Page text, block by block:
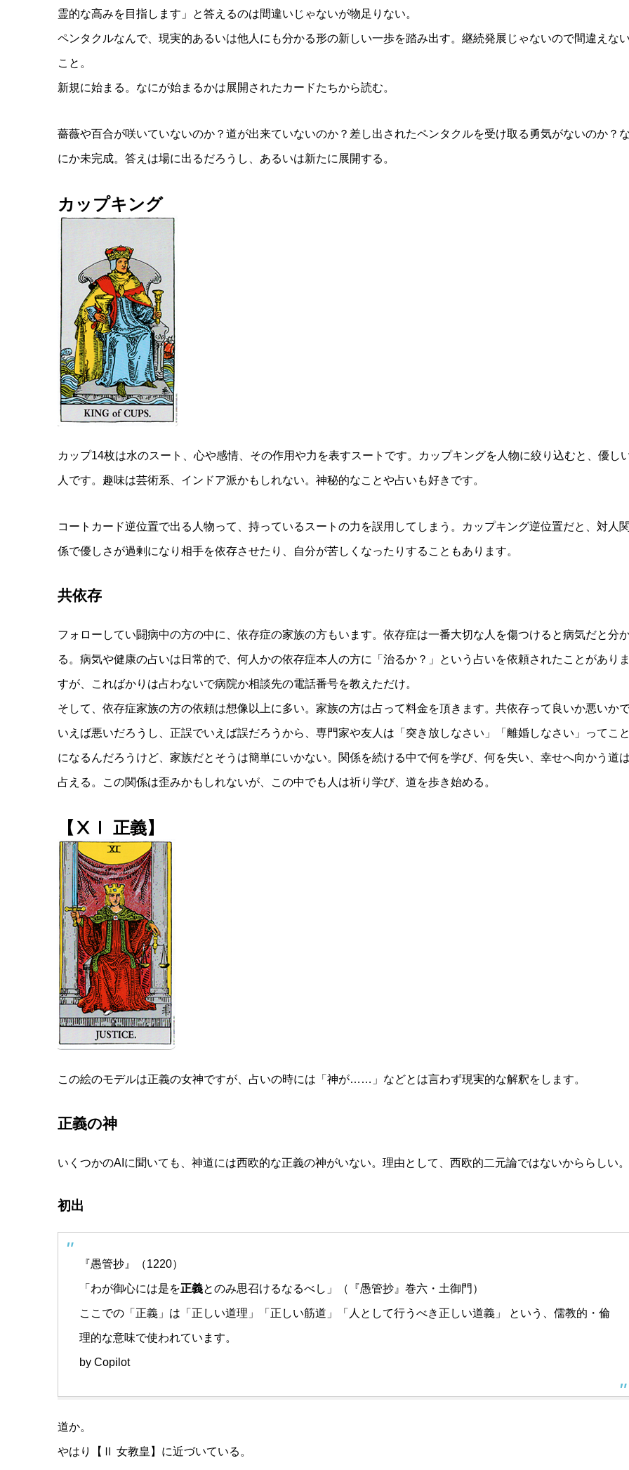
霊的な高みを目指します」と答えるのは間違いじゃないが物足りない。
ペンタクルなんで、現実的あるいは他人にも分かる形の新しい一歩を踏み出す。継続発展じゃないので間違えない
こと。
新規に始まる。なにが始まるかは展開されたカードたちから読む。
薔薇や百合が咲いていないのか？道が出来ていないのか？差し出されたペンタクルを受け取る勇気がないのか？な
にか未完成。答えは場に出るだろうし、あるいは新たに展開する。
カップキング
カップ14枚は水のスート、心や感情、その作用や力を表すスートです。カップキングを人物に絞り込むと、優し
人です。趣味は芸術系、インドア派かもしれない。神秘的なことや占いも好きです。
コートカード逆位置で出る人物って、持っているスートの力を誤用してしまう。カップキング逆位置だと、対人関
係で優しさが過剰になり相手を依存させたり、自分が苦しくなったりすることもあります。
共依存
フォローしてい闘病中の方の中に、依存症の家族の方もいます。依存症は一番大切な人を傷つけると病気だと分
る。病気や健康の占いは日常的で、何人かの依存症本人の方に「治るか？」という占いを依頼されたことがありま
すが、こればかりは占わないで病院か相談先の電話番号を教えただけ。
そして、依存症家族の方の依頼は想像以上に多い。家族の方は占って料金を頂きます。共依存って良いか悪いか
いえば悪いだろうし、正誤でいえば誤だろうから、専門家や友人は「突き放しなさい」「離婚しなさい」ってこと
になるんだろうけど、家族だとそうは簡単にいかない。関係を続ける中で何を学び、何を失い、幸せへ向かう道は
占える。この関係は歪みかもしれないが、この中でも人は祈り学び、道を歩き始める。
【ⅩⅠ 正義】
この絵のモデルは正義の女神ですが、占いの時には「神が……」などとは言わず現実的な解釈をします。
正義の神
いくつかのAIに聞いても、神道には西欧的な正義の神がいない。理由として、西欧的二元論ではないかららしい。
初出
『愚管抄』（1220）
「わが御心には是を正義とのみ思召けるなるべし」（『愚管抄』巻六・土御門）
ここでの「正義」は「正しい道理」「正しい筋道」「人として行うべき正しい道義」 という、儒教的・倫
理的な意味で使われています。
by Copilot
道か。
やはり【Ⅱ 女教皇】に近づいている。